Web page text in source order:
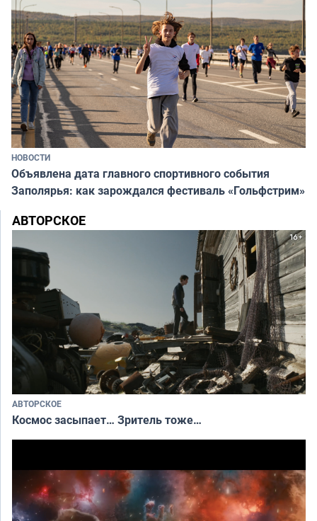
НОВОСТИ
Объявлена дата главного спортивного события
Заполярья: как зарождался фестиваль «Гольфстрим»
АВТОРСКОЕ
АВТОРСКОЕ
Космос засыпает… Зритель тоже…